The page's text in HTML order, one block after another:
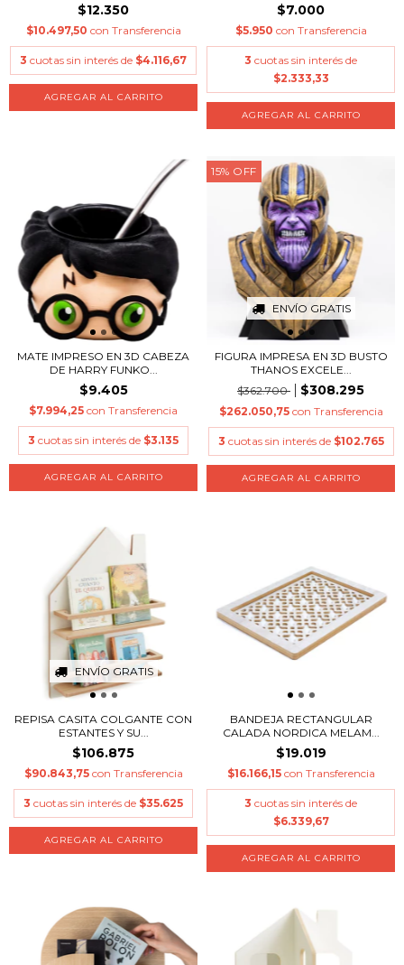
$12.350
$10.497,50 con Transferencia
3 cuotas sin interés de $4.116,67
AGREGAR AL CARRITO
$7.000
$5.950 con Transferencia
3 cuotas sin interés de
$2.333,33
MATE IMPRESO EN 3D CABEZA
DE HARRY FUNKO...
$9.405
$7.994,25 con Transferencia
3 cuotas sin interés de $3.135
AGREGAR AL CARRITO
15% OFF
ENVÍO GRATIS
FIGURA IMPRESA EN 3D BUSTO
THANOS EXCELE...
$362.700
$308.295
$262.050,75 con Transferencia
3 cuotas sin interés de $102.765
ENVÍO GRATIS
REPISA CASITA COLGANTE CON
ESTANTES Y SU...
$106.875
$90.843,75 con Transferencia
3 cuotas sin interés de $35.625
AGREGAR AL CARRITO
BANDEJA RECTANGULAR
CALADA NORDICA MELAM...
$19.019
$16.166,15 con Transferencia
3 cuotas sin interés de
$6.339,67
AGREGAR AL CARRITO